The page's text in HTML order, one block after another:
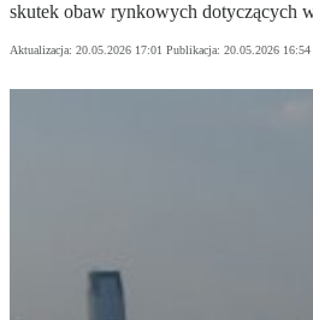
skutek obaw rynkowych dotyczących
Aktualizacja: 20.05.2026 17:01 Publikacja: 20.05.2026 16:54